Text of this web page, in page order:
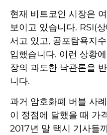
현재 비트코인 시장은
보이고 있습니다. RSI(
서고 있고, 공포탐욕지
입했습니다. 이런 상황
장의 과도한 낙관론을
니다.
과거 암호화폐 버블 사
이 정점에 달했을 때 가
2017년 말 택시 기사들